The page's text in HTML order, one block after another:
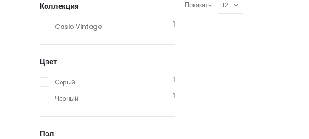
Показать:
Коллекция
Casio Vintage 1
Цвет
Серый
1
Черный
1
Пол